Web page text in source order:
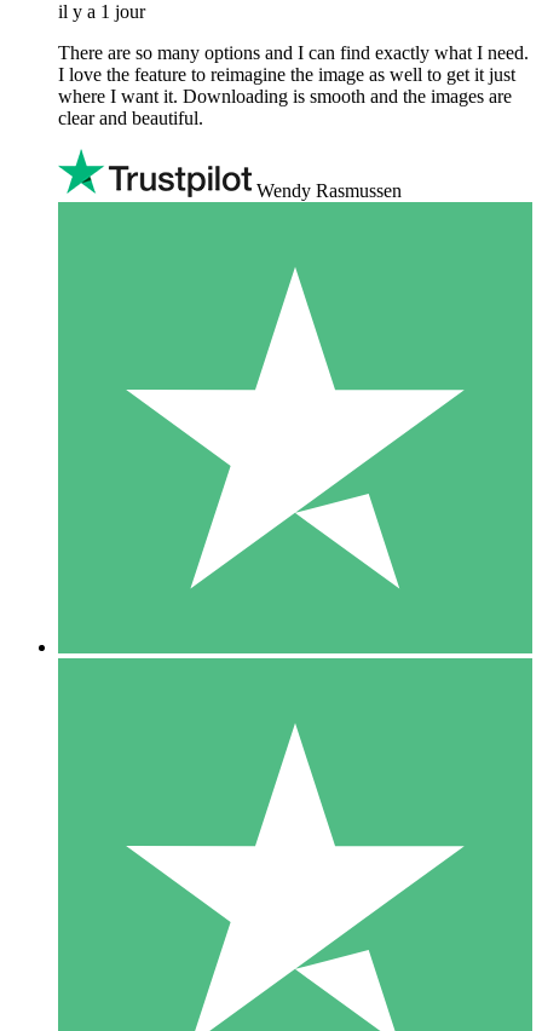
il y a 1 jour
There are so many options and I can find exactly what I need.
I love the feature to reimagine the image as well to get it just
where I want it. Downloading is smooth and the images are
clear and beautiful.
Wendy Rasmussen